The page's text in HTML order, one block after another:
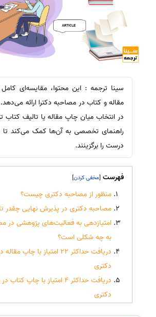
سینا ترجمه : این محتوا، مقایسه‌ای کامل
مقاله و کتاب در مصاحبه دکترا ارائه می‌دهد.
در انتخاب میان چاپ مقاله یا تالیف کتاب
راهنمای تخصصی به آن‌ها کمک می‌کند
درست را برگزینند.
فهرست [
]
منظور از مصاحبه دکتری چیست؟
مصاحبه دکتری در پذیرش نهایی چقدر
امتیازدهی به فعالیت‌های پژوهشی در
به چه شکلی است؟
دریافت حداکثر 22 امتیاز با
دکتری
دریافت حداکثر 4 امتیاز با چاپ
دکتری